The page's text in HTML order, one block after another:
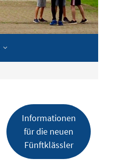
Informationen
für die neuen
Fünftklässler